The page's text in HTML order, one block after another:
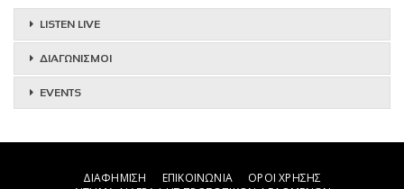
LISTEN LIVE
ΔΙΑΓΩΝΙΣΜΟΙ
EVENTS
ΔΙΑΦΗΜΙΣΗ ΕΠΙΚΟΙΝΩΝΙΑ
ΟΡΟΙ ΧΡΗΣΗΣ